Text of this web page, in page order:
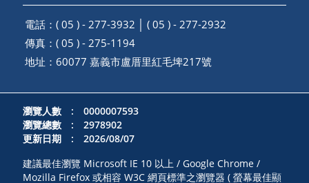
電話：( 05 ) - 277-3932 │ ( 05 ) - 277-2932
傳真：( 05 ) - 275-1194
地址： 60077 嘉義市盧厝里紅毛埤217號
瀏覽人數 : 0000007593
瀏覽總數 : 2978902
更新日期 : 2026/08/07
建議最佳瀏覽 Microsoft IE 10 以上 / Google Chrome /
Mozilla Firefox 或相容 W3C 網頁標準之瀏覽器 ( 螢幕最佳顯